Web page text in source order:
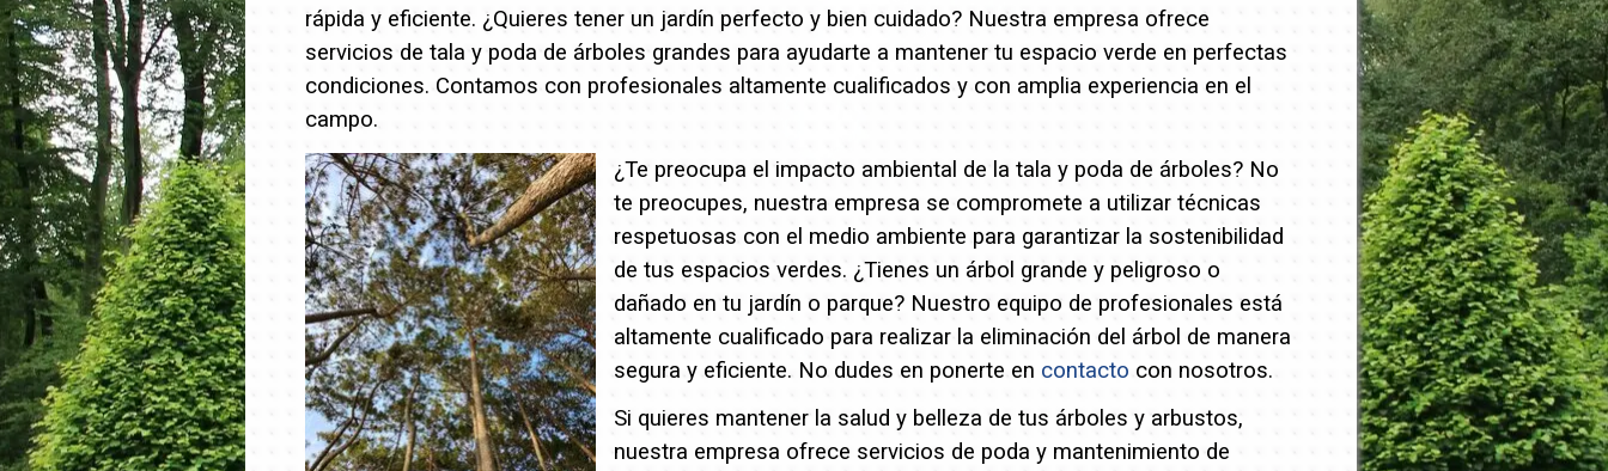
rápida y eficiente. ¿Quieres tener un jardín perfecto y bien cuidado? Nuestra empresa ofrece
servicios de tala y poda de árboles grandes para ayudarte a mantener tu espacio verde en perfectas
condiciones. Contamos con profesionales altamente cualificados y con amplia experiencia en el
campo.
¿Te preocupa el impacto ambiental de la tala y poda de árboles? No
te preocupes, nuestra empresa se compromete a utilizar técnicas
respetuosas con el medio ambiente para garantizar la sostenibilidad
de tus espacios verdes. ¿Tienes un árbol grande y peligroso o
dañado en tu jardín o parque? Nuestro equipo de profesionales está
altamente cualificado para realizar la eliminación del árbol de manera
segura y eficiente. No dudes en ponerte en contacto con nosotros.
Si quieres mantener la salud y belleza de tus árboles y arbustos,
nuestra empresa ofrece servicios de poda y mantenimiento de